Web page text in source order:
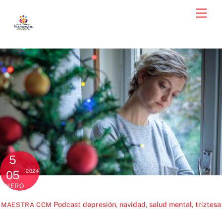
content
5
05
ENERO
2024
MAESTRA CCM Podcast depresión, navidad,salud mental,triztesa